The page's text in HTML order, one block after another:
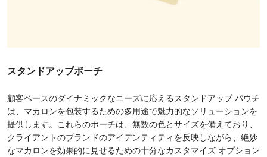
スタンドアップポーチ
顧客ベースのダイナミックなニーズに応えるスタンドアップ パウチ
は、マカロンを包装するための多用途で魅力的なソリューションを
提供します。これらのポーチは、無数の色とサイズを備えており、
クライアントのブランドのアイデンティティを反映しながら、絶妙
なマカロンを効果的に見せるための十分なカスタマイズ オプション